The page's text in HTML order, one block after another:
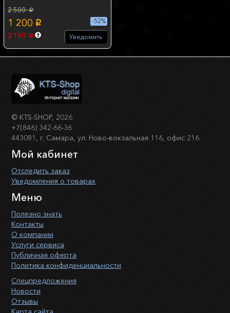
2 500 p
1 200 p
2 190 p
-52%
Уведомить
© KTS-SHOP, 2026
+7(846) 342-66-36
443081, г. Самара, ул. Ново-вокзальная 116, офис 216
Мой кабинет
Отследить заказ
Уведомления о товарах
Меню
Полезно знать
Контакты
О компании
Услуги сервиса
Публичная оферта
Политика конфиденциальности
Спецпредложения
Новости
Отзывы